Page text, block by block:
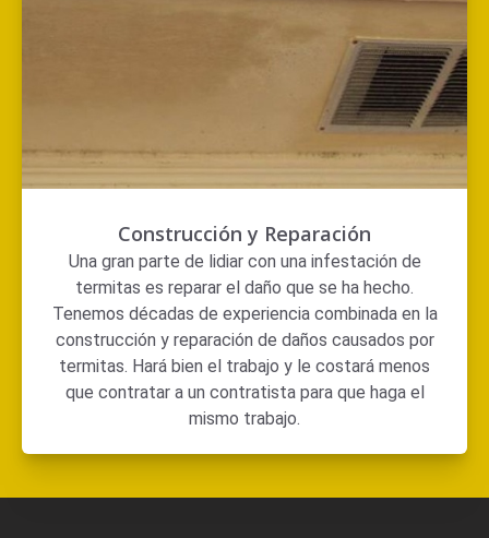
Construcción y Reparación
Una gran parte de lidiar con una infestación de
termitas es reparar el daño que se ha hecho.
Tenemos décadas de experiencia combinada en la
construcción y reparación de daños causados por
termitas. Hará bien el trabajo y le costará menos
que contratar a un contratista para que haga el
mismo trabajo.